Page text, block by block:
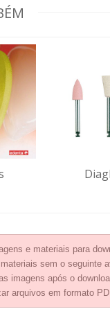
e materiais para
sem o seguinte
imagens após o
arquivos em formato